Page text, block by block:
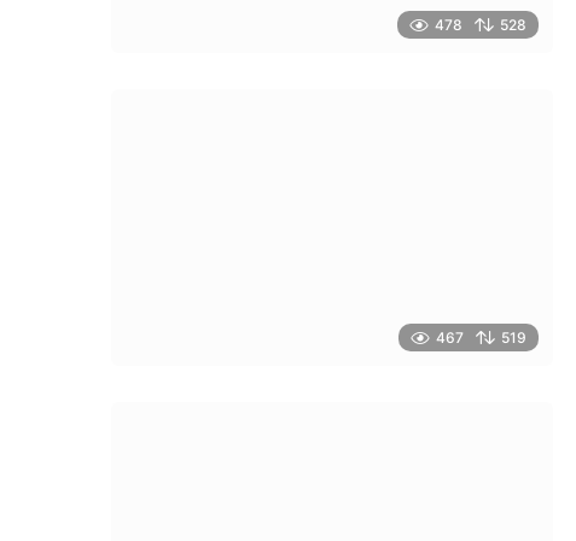
478 528
467 519